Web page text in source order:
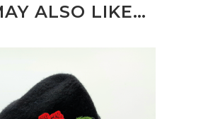
ALSO LIKE…